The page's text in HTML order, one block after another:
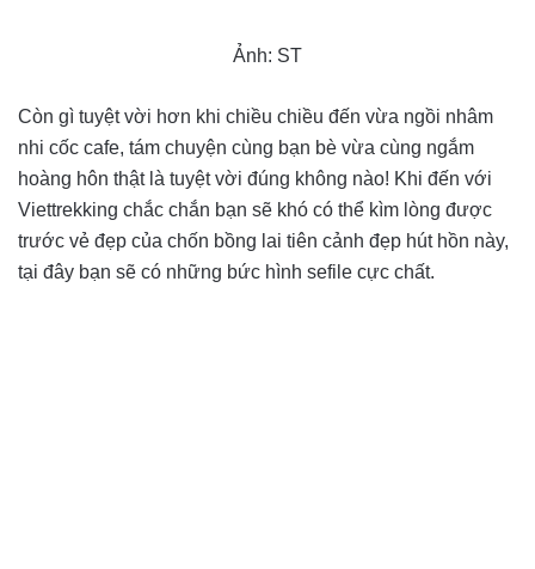
Ảnh: ST
Còn gì tuyệt vời hơn khi chiều chiều đến vừa ngồi nhâm
nhi cốc cafe, tám chuyện cùng bạn bè vừa cùng ngắm
hoàng hôn thật là tuyệt vời đúng không nào! Khi đến với
Viettrekking chắc chắn bạn sẽ khó có thể kìm lòng được
trước vẻ đẹp của chốn bồng lai tiên cảnh đẹp hút hồn này,
tại đây bạn sẽ có những bức hình sefile cực chất.